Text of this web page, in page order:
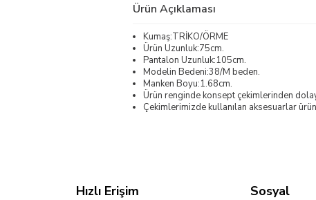
Ürün Açıklaması
Kumaş:TRİKO/ÖRME
Ürün Uzunluk:75cm.
Pantalon Uzunluk:105cm.
Modelin Bedeni:38/M beden.
Manken Boyu:1.68cm.
Ürün renginde konsept çekimlerinden
Çekimlerimizde kullanılan aksesuarlar
Hızlı Erişim Sosyal